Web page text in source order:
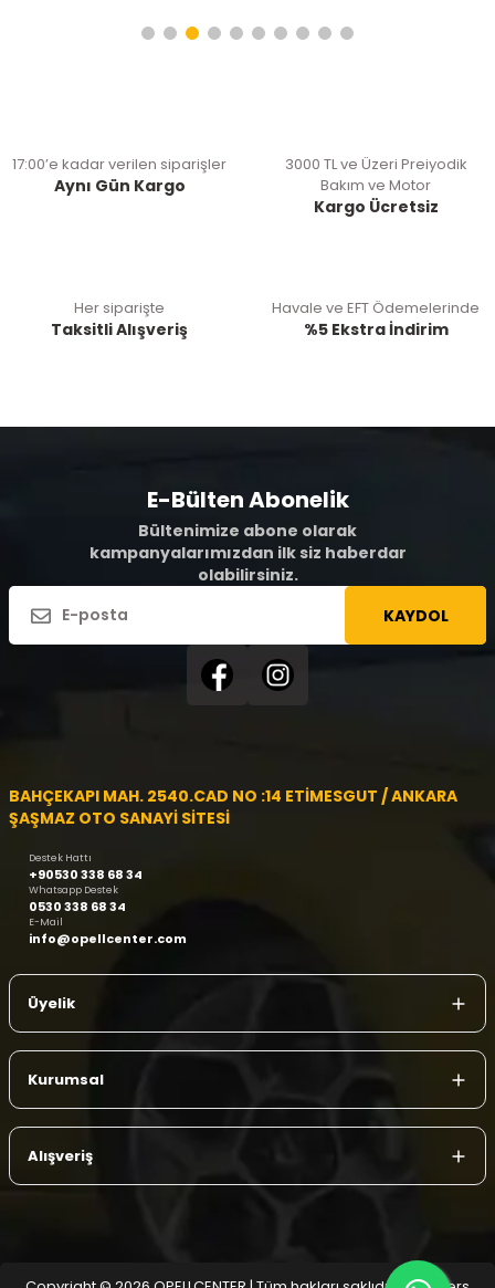
17:00’e kadar verilen siparişler
Aynı Gün Kargo
3000 TL ve Üzeri Preiyodik
Bakım ve Motor
Kargo Ücretsiz
Her siparişte
Taksitli Alışveriş
Havale ve EFT Ödemelerinde
%5 Ekstra İndirim
E-Bülten Abonelik
Bültenimize abone olarak
kampanyalarımızdan ilk siz haberdar
olabilirsiniz.
KAYDOL
BAHÇEKAPI MAH. 2540.CAD NO :14 ETİMESGUT / ANKARA
ŞAŞMAZ OTO SANAYİ SİTESİ
Destek Hattı
+90530 338 68 34
Whatsapp Destek
0530 338 68 34
E-Mail
info@opellcenter.com
Üyelik
Kurumsal
Alışveriş